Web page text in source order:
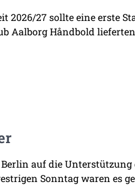
2026/27 sollte eine erste
Aalborg Håndbold
auf die Unterstützung
Sonntag waren es